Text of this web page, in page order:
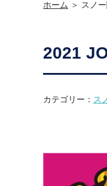
ホーム ＞ スノ
2021
カテゴリー： ス